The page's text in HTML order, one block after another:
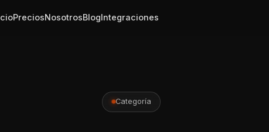
PreciosNosotrosBlogIntegraciones
Categoría